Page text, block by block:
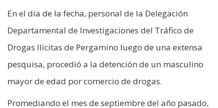
En el día de la fecha, personal de la Delegación
Departamental de Investigaciones del Tráfico de
Drogas Ilícitas de Pergamino luego de una extensa
pesquisa, procedió a la detención de un masculino
mayor de edad por comercio de drogas.
Promediando el mes de septiembre del año pasado,